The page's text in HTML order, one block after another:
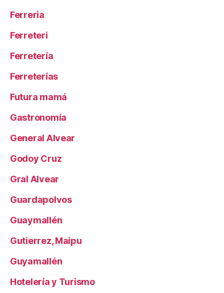
Ferreria
Ferreteri
Ferretería
Ferreterías
Futura mamá
Gastronomía
General Alvear
Godoy Cruz
Gral Alvear
Guardapolvos
Guaymallén
Gutierrez, Maipu
Guyamallén
Hotelería y Turismo